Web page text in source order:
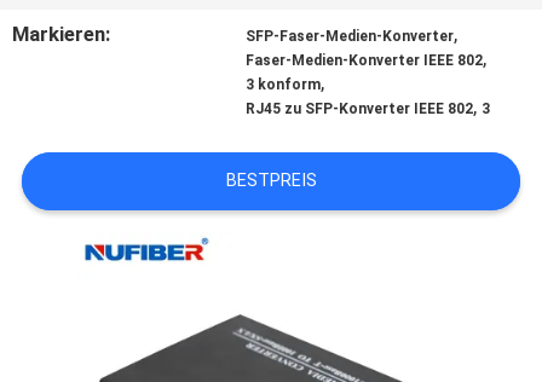
NACHRICHTEN
SIE
EIN
ZITAT
Markieren: SFP-Faser-Medien-Konverter,
Faser-Medien-Konverter IEEE 802,
3 konform,
RJ45 zu SFP-Konverter IEEE 802, 3
BESTPREIS